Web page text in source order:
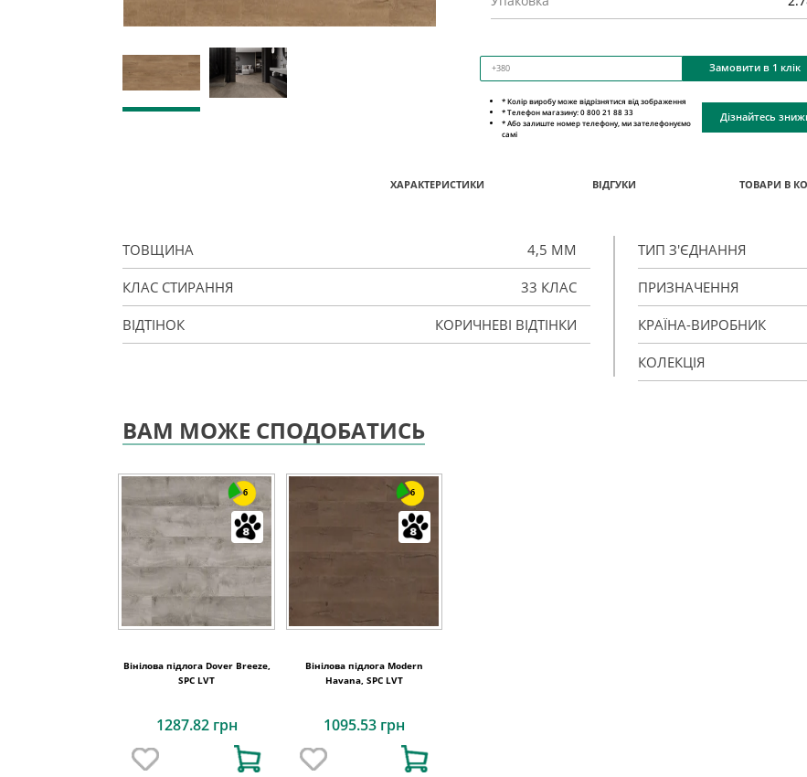
Замовити в 1 клік
* Колір виробу може відрізнятися від зображення
* Телефон магазину: 0 800 21 88 33
* Або залиште номер телефону, ми зателефонуємо
самі
Дізнайтесь
ХАРАКТЕРИСТИКИ ВІДГУКИ ТОВАРИ В
ТОВЩИНА 4,5 ММ
КЛАС СТИРАННЯ 33 КЛАС
ВІДТІНОК КОРИЧНЕВІ ВІДТІНКИ
ТИП З'ЄДНАННЯ
ПРИЗНАЧЕННЯ
КРАЇНА-ВИРОБНИК
КОЛЕКЦІЯ
ВАМ МОЖЕ СПОДОБАТИСЬ
6
Вінілова підлога Dover Breeze,
SPC LVT
1287.82 грн
6
Вінілова підлога Modern
Havana, SPC LVT
1095.53 грн